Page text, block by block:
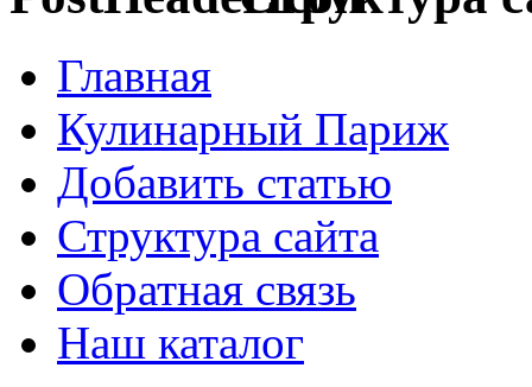
Главная
Кулинарный Париж
Добавить статью
Структура сайта
Обратная связь
Наш каталог